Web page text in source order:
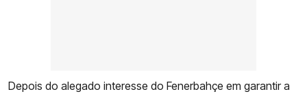
Depois do alegado interesse do Fenerbahçe em garantir a